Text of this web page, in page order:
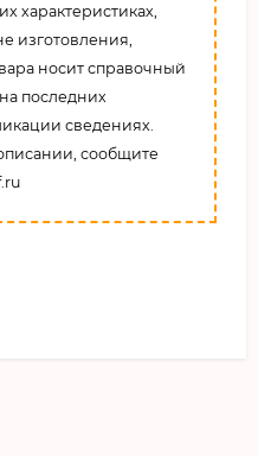
характеристиках,
изготовления,
носит справочный
последних
сведениях.
сообщите